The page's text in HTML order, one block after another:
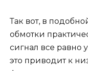
Так вот, в
обмотки
сигнал все равно
это приводит к